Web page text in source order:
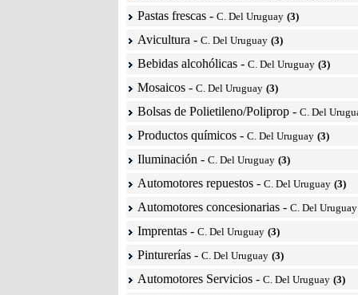
Pastas frescas - C. Del Uruguay (3)
Avicultura - C. Del Uruguay (3)
Bebidas alcohólicas - C. Del Uruguay (3)
Mosaicos - C. Del Uruguay (3)
Bolsas de Polietileno/Poliprop - C. Del
Productos químicos - C. Del Uruguay (3)
Iluminación - C. Del Uruguay (3)
Automotores repuestos - C. Del Uruguay (3)
Automotores concesionarias - C. Del Uruguay
Imprentas - C. Del Uruguay (3)
Pinturerías - C. Del Uruguay (3)
Automotores Servicios - C. Del Uruguay (3)